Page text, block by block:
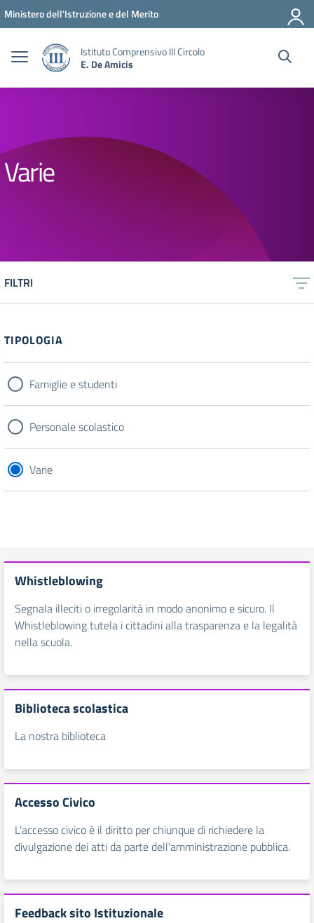
Vai ai contenuti
Vai al menu di navigazione
Vai al footer
Ministero dell'Istruzione e del Merito
Istituto Comprensivo III Circolo
E. De Amicis
Varie
FILTRI
TIPOLOGIA
Famiglie e studenti
Personale scolastico
Varie
Whistleblowing
Segnala illeciti o irregolarità in modo anonimo e sicuro. Il
Whistleblowing tutela i cittadini alla trasparenza e la legalità
nella scuola.
Biblioteca scolastica
La nostra biblioteca
Accesso Civico
L’accesso civico è il diritto per chiunque di richiedere la
divulgazione dei atti da parte dell'amministrazione pubblica.
Feedback sito Istituzionale